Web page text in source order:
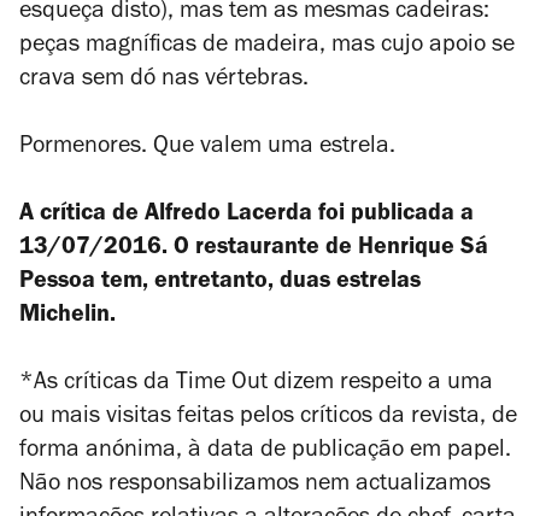
esqueça disto), mas tem as mesmas cadeiras:
peças magníficas de madeira, mas cujo apoio se
crava sem dó nas vértebras.
Pormenores. Que valem uma estrela.
A crítica de Alfredo Lacerda foi publicada a
13/07/2016. O restaurante de Henrique Sá
Pessoa tem, entretanto, duas estrelas
Michelin.
*As críticas da Time Out dizem respeito a uma
ou mais visitas feitas pelos críticos da revista, de
forma anónima, à data de publicação em papel.
Não nos responsabilizamos nem actualizamos